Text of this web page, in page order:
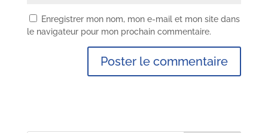
Enregistrer mon nom, mon e-mail et mon site dans
le navigateur pour mon prochain commentaire.